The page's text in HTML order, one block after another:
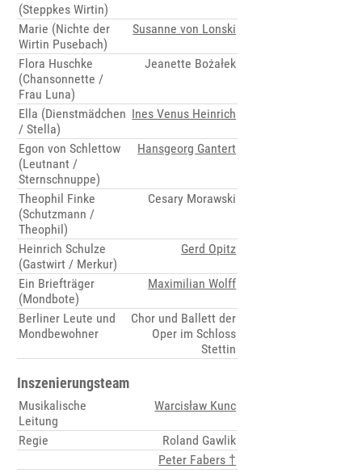
(Steppkes Wirtin)
Marie (Nichte der
Wirtin Pusebach)
Susanne von Lonski
Flora Huschke
(Chansonnette /
Frau Luna)
Jeanette Bożałek
Ella (Dienstmädchen
/ Stella)
Ines Venus Heinrich
Egon von Schlettow
(Leutnant /
Sternschnuppe)
Hansgeorg Gantert
Theophil Finke
(Schutzmann /
Theophil)
Cesary Morawski
Heinrich Schulze
(Gastwirt / Merkur)
Gerd Opitz
Ein Briefträger
(Mondbote)
Maximilian Wolff
Berliner Leute und
Mondbewohner
Chor und Ballett der
Oper im Schloss
Stettin
Inszenierungsteam
Musikalische
Leitung
Warcisław Kunc
Regie
Roland Gawlik
Peter Fabers †